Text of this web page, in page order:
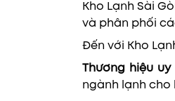
Kho Lạnh Sài
và phân phối
Đến với Kho
Thương hiệu uy
ngành lạnh cho